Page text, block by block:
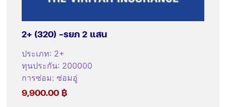
2+ (320) -รยภ 2 แสน
ประเภท: 2+
ทุนประกัน: 200000
การซ่อม:ซ่อมอู่
9,900.00฿